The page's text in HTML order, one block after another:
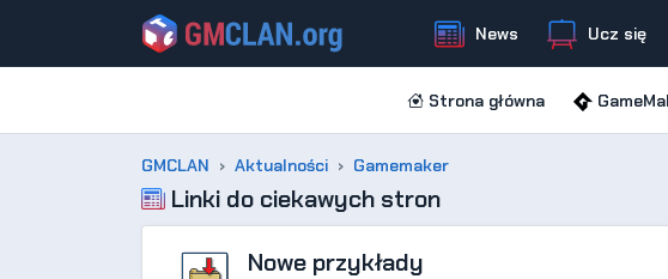
News Ucz się
Strona główna
GMCLAN Aktualności Gamemaker
Linki do ciekawych stron
Nowe przykłady